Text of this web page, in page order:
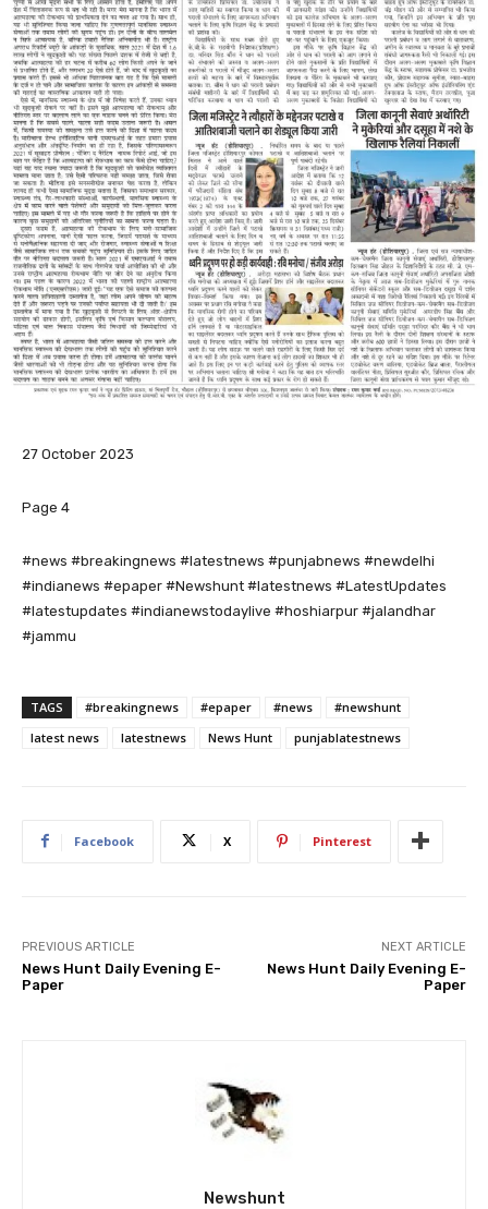
27 October 2023
Page 4
#news #breakingnews #latestnews #punjabnews #newdelhi
#indianews #epaper #Newshunt #latestnews #LatestUpdates
#latestupdates #indianewstodaylive #hoshiarpur #jalandhar
#jammu
TAGS #breakingnews #epaper #news
#newshunt
latest news
latestnews News Hunt punjablatestnews
Facebook X Pinterest
PREVIOUS ARTICLE
News Hunt Daily Evening E-
Paper
NEXT ARTICLE
News Hunt Daily Evening E-
Paper
Newshunt